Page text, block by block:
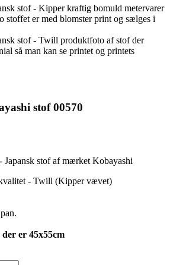
stof 00570
Japansk stof af mærket Kobayashi
- Twill (Kipper vævet)
er 45x55cm